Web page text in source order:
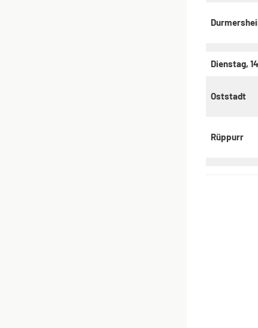
Dienstag,
Oststadt
Rüppurr